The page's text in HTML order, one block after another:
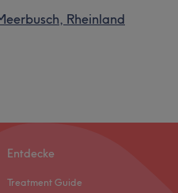
Rheinland
Entdecke
Treatment Guide